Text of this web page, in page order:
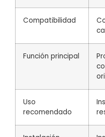
Compatibilidad
Función principal
Uso
recomendado